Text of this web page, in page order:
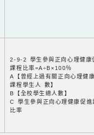
2-9-2 學生參與正向心理健康
課程比率=A÷B×100％
A【曾經上過有關正向心理健
課程學生人 數】
B【全校學生總人數】
C 學生參與正向心理健康促進
比率